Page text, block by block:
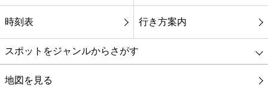
時刻表 行き方案内
スポットをジャンルからさがす
グルメ
地図を見る